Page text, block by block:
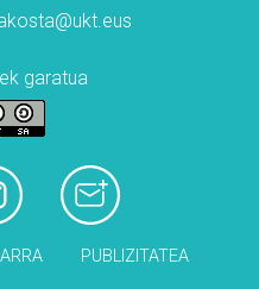
garatua
PUBLIZITATEA